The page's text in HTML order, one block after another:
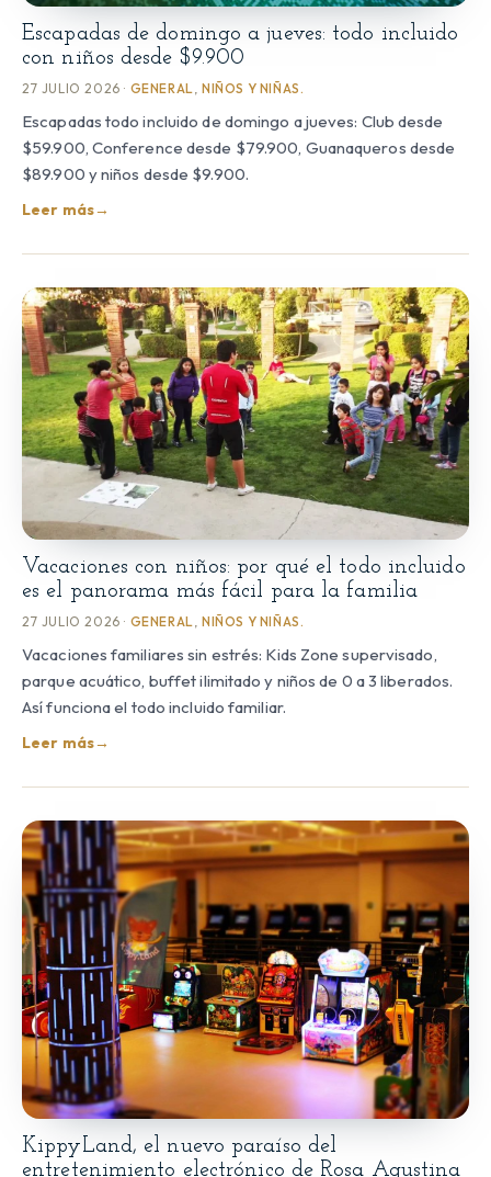
Escapadas de domingo a jueves: todo incluido
con niños desde $9.900
27 JULIO 2026 · GENERAL,NIÑOS Y NIÑAS.
Escapadas todo incluido de domingo a jueves: Club desde
$59.900, Conference desde $79.900, Guanaqueros desde
$89.900 y niños desde $9.900.
Leer más→
Vacaciones con niños: por qué el todo incluido
es el panorama más fácil para la familia
27 JULIO 2026 · GENERAL ,NIÑOS Y NIÑAS.
Vacaciones familiares sin estrés: Kids Zone supervisado,
parque acuático, buffet ilimitado y niños de 0 a 3 liberados.
Así funciona el todo incluido familiar.
Leer más→
KippyLand, el nuevo paraíso del
entretenimiento electrónico de Rosa Agustina